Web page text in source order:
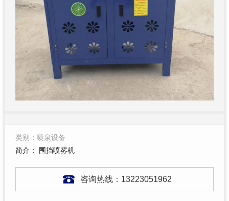
类别：喷泉设备
简介： 围挡喷雾机
咨询热线： 13223051962